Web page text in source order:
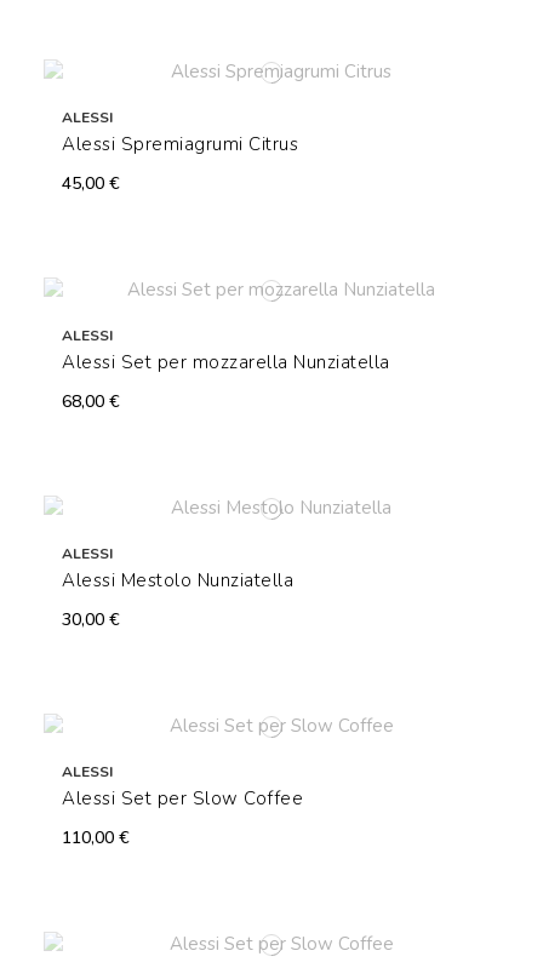
ALESSI
Alessi Spremiagrumi Citrus
45,00 €
ALESSI
Alessi Set per mozzarella Nunziatella
68,00 €
ALESSI
Alessi Mestolo Nunziatella
30,00 €
ALESSI
Alessi Set per Slow Coffee
110,00 €